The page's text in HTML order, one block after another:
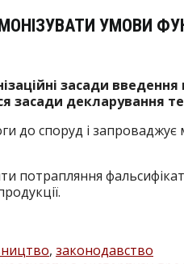
УМОВИ
засади
засади декларування
до споруд і запроваджує
, законодавство